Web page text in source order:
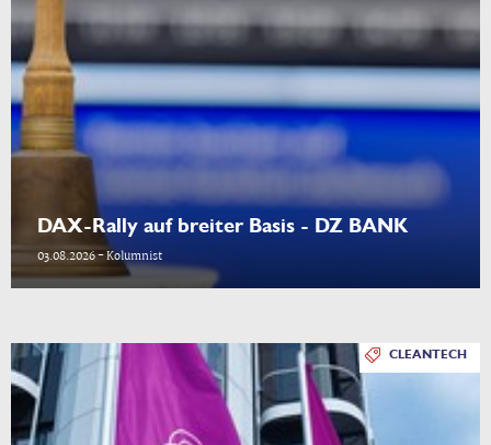
DAX-Rally auf breiter Basis - DZ BANK
03.08.2026 - Kolumnist
CLEANTECH